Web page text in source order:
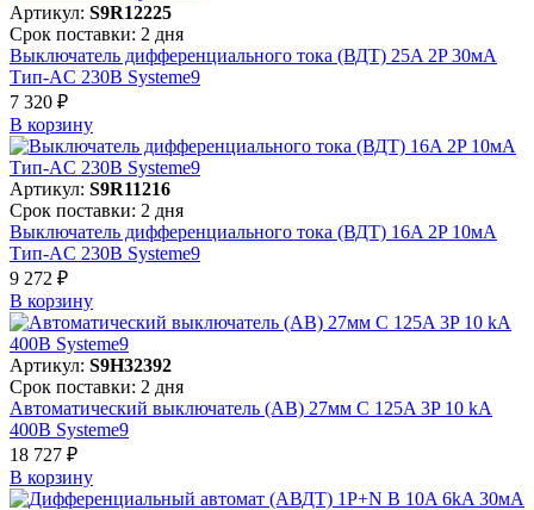
Артикул: S9R12225
Срок поставки: 2 дня
Выключатель дифференциального тока (ВДТ) 25A 2P 30мА
Тип-AC 230В Systeme9
7 320 ₽
В корзинy
Артикул: S9R11216
Срок поставки: 2 дня
Выключатель дифференциального тока (ВДТ) 16A 2P 10мА
Тип-AC 230В Systeme9
9 272 ₽
В корзинy
Артикул: S9H32392
Срок поставки: 2 дня
Автоматический выключатель (АВ) 27мм C 125A 3P 10 kA
400В Systeme9
18 727 ₽
В корзинy